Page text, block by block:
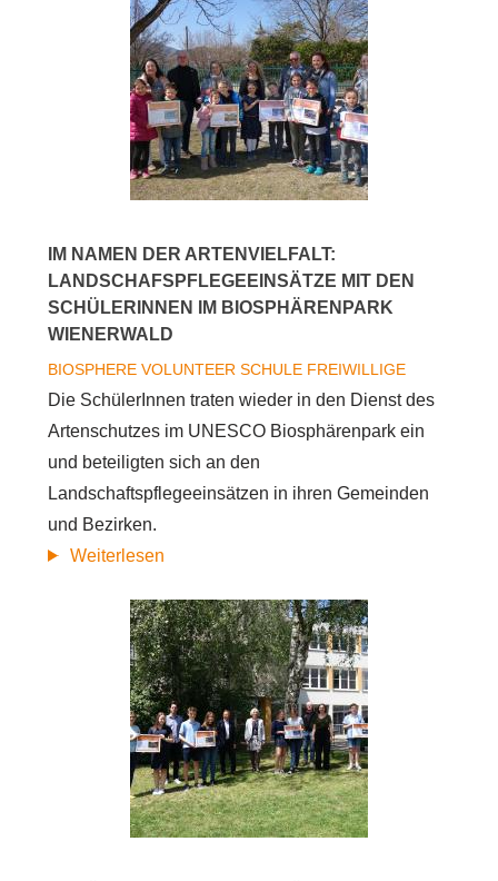
der
Hohenauer
Wiese
im
Wienerwald
IM NAMEN DER ARTENVIELFALT:
LANDSCHAFSPFLEGEEINSÄTZE MIT DEN
SCHÜLERINNEN IM BIOSPHÄRENPARK
WIENERWALD
BIOSPHERE VOLUNTEER SCHULE FREIWILLIGE
Die SchülerInnen traten wieder in den Dienst des
Artenschutzes im UNESCO Biosphärenpark ein
und beteiligten sich an den
Landschaftspflegeeinsätzen in ihren Gemeinden
und Bezirken.
Weiterlesen
Namen
der
Artenvielfalt:
Landschafspflegeeinsätze
mit
den
SchülerInnen
im